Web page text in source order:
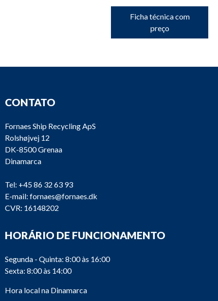
Ficha técnica com
preço
CONTATO
Fornaes Ship Recycling ApS
Rolshøjvej 12
DK-8500 Grenaa
Dinamarca
Tel: +45 86 32 63 93
E-mail: fornaes@fornaes.dk
CVR: 16148202
HORÁRIO DE FUNCIONAMENTO
Segunda - Quinta: 8:00 às 16:00
Sexta: 8:00 às 14:00
Hora local na Dinamarca